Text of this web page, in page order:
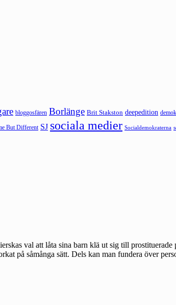
bloggosfären Borlänge Brit Stakston deepedition
But Different SJ sociala medier Socialdemokraterna
val att låta sina barn klä ut sig till
på såmånga sätt. Dels kan man fundera över